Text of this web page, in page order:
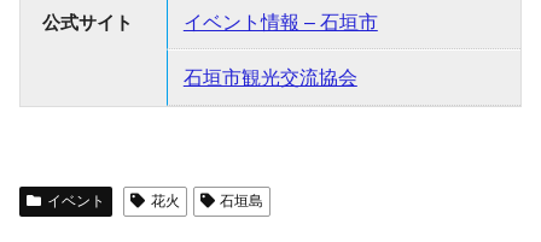
公式サイト イベント情報 – 石垣市
石垣市観光交流協会
イベント 花火 石垣島